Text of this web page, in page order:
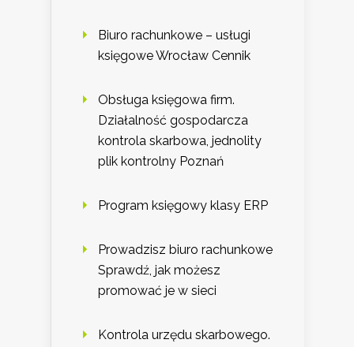
Biuro rachunkowe – usługi
księgowe Wrocław Cennik
Obsługa księgowa firm.
Działalność gospodarcza
kontrola skarbowa, jednolity
plik kontrolny Poznań
Program księgowy klasy ERP
Prowadzisz biuro rachunkowe
Sprawdź, jak możesz
promować je w sieci
Kontrola urzędu skarbowego.